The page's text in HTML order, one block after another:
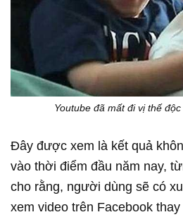
Youtube đã mất đi vị thế
Đây được xem là kết quả
vào thời điểm đầu năm nay,
cho rằng, người dùng sẽ có
xem video trên Facebook